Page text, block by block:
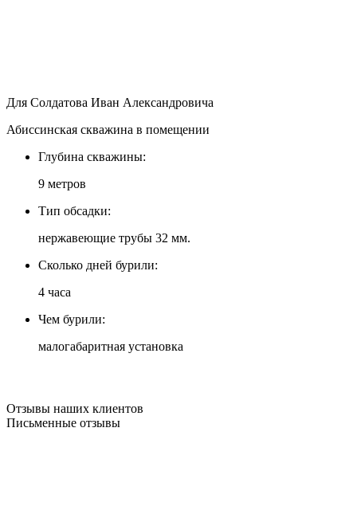
Для Солдатова Иван Александровича
Абиссинская скважина в помещении
Глубина скважины:
9 метров
Тип обсадки:
нержавеющие трубы 32 мм.
Сколько дней бурили:
4 часа
Чем бурили:
малогабаритная установка
Отзывы наших клиентов
Письменные отзывы